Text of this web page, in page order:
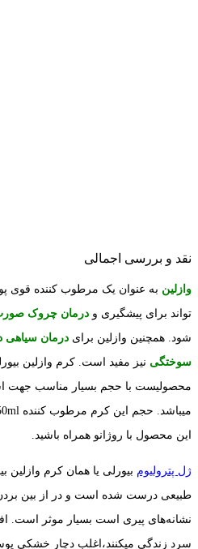
نقد و بررسی اجمالی
وازلین به عنوان یک مرطوب کننده
تواند برای پیشگیری و درمان چروک
شود. همچنین وازلین برای درمان سیاهی
سوختگی
محصولیست با حجم بسیار مناسب جهت
این محصول با روژانو همراه باشید.
ژل پترولیوم بیورلی یا همان کرم وازلین
طبیعی درست شده است و در از بین
نشانه‌های پیری است بسیار موثر است.
سرد زندگی میکنند،اغلب دچار خشکی